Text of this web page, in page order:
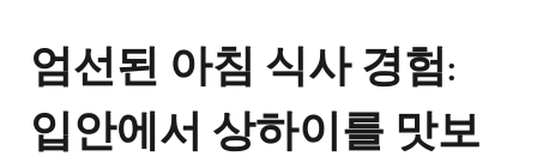
엄선된 아침 식사 경험:
입안에서 상하이를 맛보